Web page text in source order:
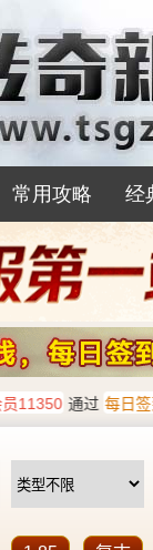
常用攻略 经